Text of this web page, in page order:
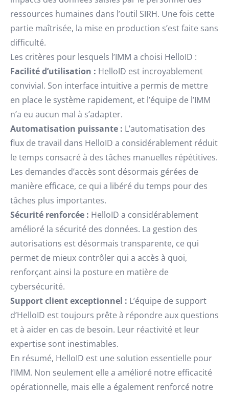
ressources humaines dans l’outil SIRH. Une fois cette
partie maîtrisée, la mise en production s’est faite sans
difficulté.
Les critères pour lesquels l’IMM a choisi HelloID :
Facilité d’utilisation : HelloID est incroyablement
convivial. Son interface intuitive a permis de mettre
en place le système rapidement, et l’équipe de l’IMM
n’a eu aucun mal à s’adapter.
Automatisation puissante : L’automatisation des
flux de travail dans HelloID a considérablement réduit
le temps consacré à des tâches manuelles répétitives.
Les demandes d’accès sont désormais gérées de
manière efficace, ce qui a libéré du temps pour des
tâches plus importantes.
Sécurité renforcée : HelloID a considérablement
amélioré la sécurité des données. La gestion des
autorisations est désormais transparente, ce qui
permet de mieux contrôler qui a accès à quoi,
renforçant ainsi la posture en matière de
cybersécurité.
Support client exceptionnel : L’équipe de support
d’HelloID est toujours prête à répondre aux questions
et à aider en cas de besoin. Leur réactivité et leur
expertise sont inestimables.
En résumé, HelloID est une solution essentielle pour
l’IMM. Non seulement elle a amélioré notre efficacité
opérationnelle, mais elle a également renforcé notre